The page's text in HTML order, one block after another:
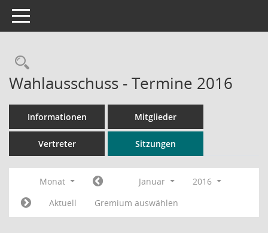
Toggle navigation
Rechercheauswahl
Wahlausschuss - Termine 2016
Informationen Mitglieder
Vertreter Sitzungen
Monat Januar
2016
Aktuell
Gremium auswählen